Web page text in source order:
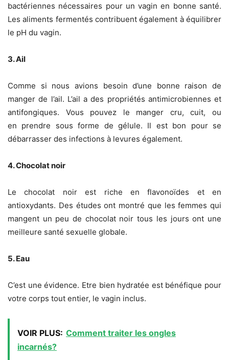
bactériennes nécessaires pour un vagin en bonne santé.
Les aliments fermentés contribuent également à équilibrer
le pH du vagin.
3. Ail
Comme si nous avions besoin d’une bonne raison de
manger de l’ail. L’ail a des propriétés antimicrobiennes et
antifongiques. Vous pouvez le manger cru, cuit, ou
en prendre sous forme de gélule. Il est bon pour se
débarrasser des infections à levures également.
4. Chocolat noir
Le chocolat noir est riche en flavonoïdes et en
antioxydants. Des études ont montré que les femmes qui
mangent un peu de chocolat noir tous les jours ont une
meilleure santé sexuelle globale.
5. Eau
C’est une évidence. Etre bien hydratée est bénéfique pour
votre corps tout entier, le vagin inclus.
VOIR PLUS: Comment traiter les ongles
incarnés?